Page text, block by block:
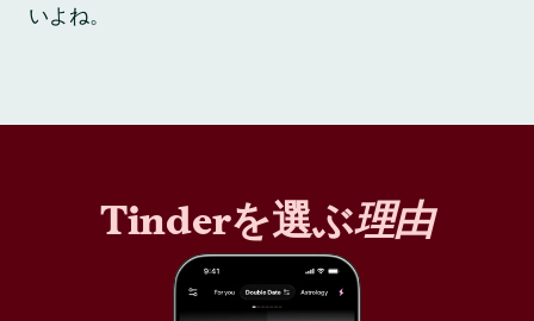
いよね。
Tinderを選ぶ理由